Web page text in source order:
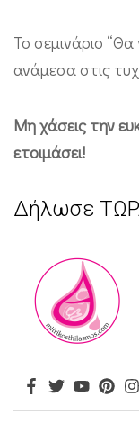
ύ
κ
ι
θ
λ
ι
Το σεμινάριο
ανάμεσα στις
Μη χάσεις την
ετοιμάσει!
Δήλωσε